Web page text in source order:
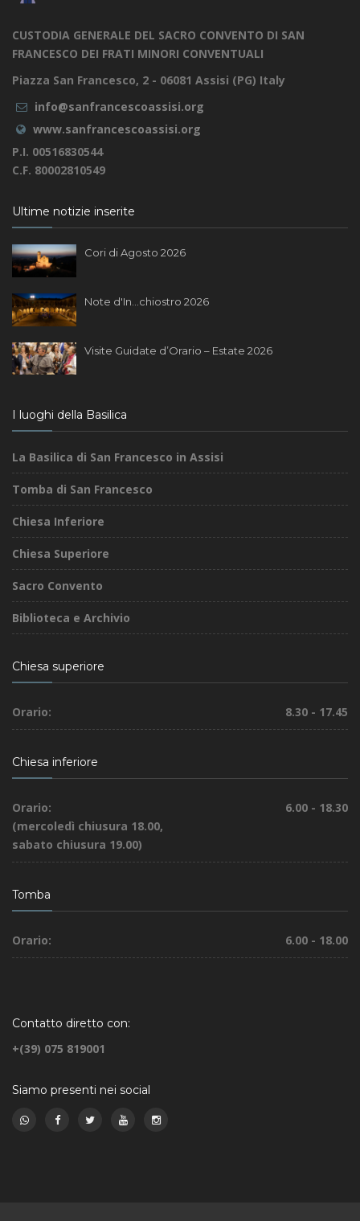
CUSTODIA GENERALE DEL SACRO CONVENTO DI SAN
FRANCESCO DEI FRATI MINORI CONVENTUALI
Piazza San Francesco, 2 - 06081 Assisi (PG) Italy
info@sanfrancescoassisi.org
www.sanfrancescoassisi.org
P.I. 00516830544
C.F. 80002810549
Ultime notizie inserite
Cori di Agosto 2026
Note d'In...chiostro 2026
Visite Guidate d’Orario – Estate 2026
I luoghi della Basilica
La Basilica di San Francesco in Assisi
Tomba di San Francesco
Chiesa Inferiore
Chiesa Superiore
Sacro Convento
Biblioteca e Archivio
Chiesa superiore
Orario: 8.30 - 17.45
Chiesa inferiore
Orario:
6.00 - 18.30
(mercoledì chiusura 18.00,
sabato chiusura 19.00)
Tomba
Orario: 6.00 - 18.00
Contatto diretto con:
+(39) 075 819001
Siamo presenti nei social